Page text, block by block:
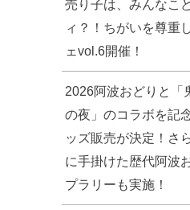
売り子は、みんなこ
ィ？！ちがいを尊
ェvol.6開催！
2026阿波おどりと「
の夜」のコラボを記
ッズ販売が決定！さ
に手掛けた歴代阿波
プラリーも実施！